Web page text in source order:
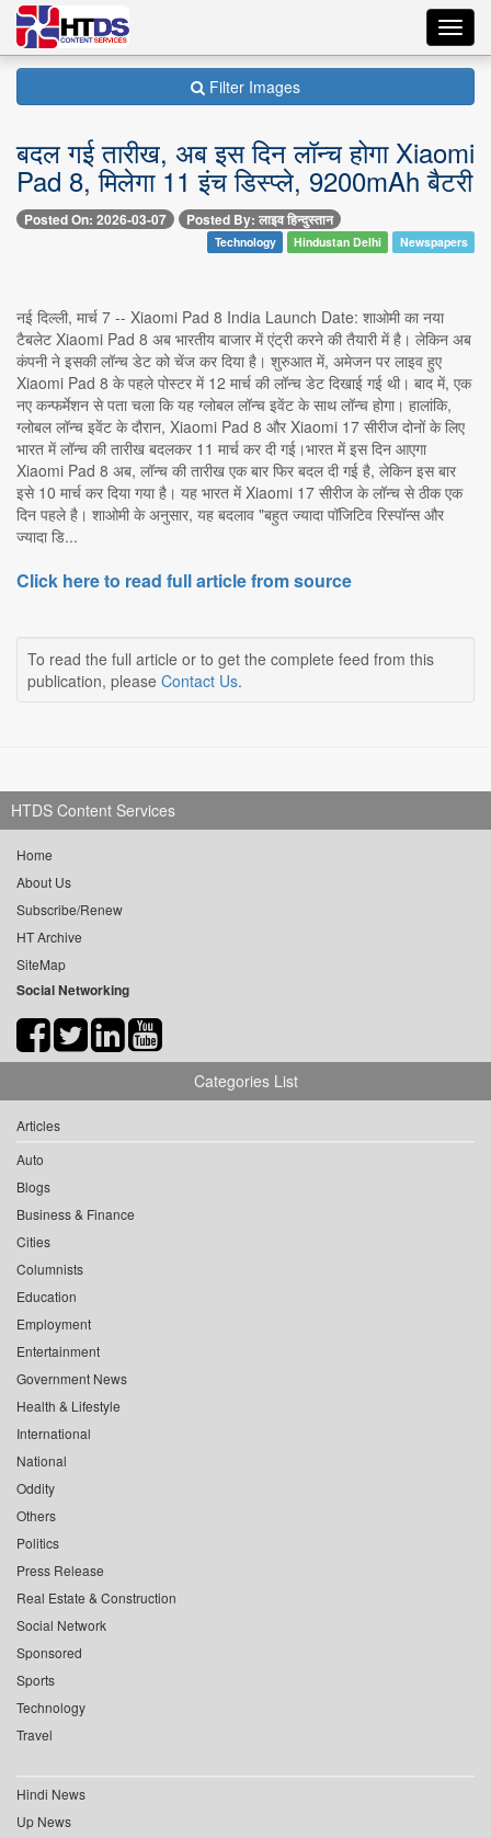
Filter Images
बदल गई तारीख, अब इस दिन लॉन्च होगा Xiaomi
Pad 8, मिलेगा 11 इंच डिस्प्ले, 9200mAh बैटरी
Posted On: 2026-03-07 Posted By: लाइव हिन्दुस्तान
Technology Hindustan Delhi Newspapers
नई दिल्ली, मार्च 7 -- Xiaomi Pad 8 India Launch Date: शाओमी का नया
टैबलेट Xiaomi Pad 8 अब भारतीय बाजार में एंट्री करने की तैयारी में है। लेकिन अब
कंपनी ने इसकी लॉन्च डेट को चेंज कर दिया है। शुरुआत में, अमेजन पर लाइव हुए
Xiaomi Pad 8 के पहले पोस्टर में 12 मार्च की लॉन्च डेट दिखाई गई थी। बाद में, एक
नए कन्फर्मेशन से पता चला कि यह ग्लोबल लॉन्च इवेंट के साथ लॉन्च होगा। हालांकि,
ग्लोबल लॉन्च इवेंट के दौरान, Xiaomi Pad 8 और Xiaomi 17 सीरीज दोनों के लिए
भारत में लॉन्च की तारीख बदलकर 11 मार्च कर दी गई।भारत में इस दिन आएगा
Xiaomi Pad 8 अब, लॉन्च की तारीख एक बार फिर बदल दी गई है, लेकिन इस बार
इसे 10 मार्च कर दिया गया है। यह भारत में Xiaomi 17 सीरीज के लॉन्च से ठीक एक
दिन पहले है। शाओमी के अनुसार, यह बदलाव "बहुत ज्यादा पॉजिटिव रिस्पॉन्स और
ज्यादा डि...
Click here to read full article from source
To read the full article or to get the complete feed from this
publication, please Contact Us.
HTDS Content Services
Home
About Us
Subscribe/Renew
HT Archive
SiteMap
Social Networking
Categories List
Articles
Auto
Blogs
Business & Finance
Cities
Columnists
Education
Employment
Entertainment
Government News
Health & Lifestyle
International
National
Oddity
Others
Politics
Press Release
Real Estate & Construction
Social Network
Sponsored
Sports
Technology
Travel
Hindi News
Up News